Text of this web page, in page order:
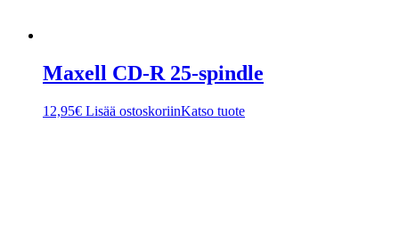
Maxell CD-R 25-spindle
12,95€ Lisää ostoskoriinKatso tuote